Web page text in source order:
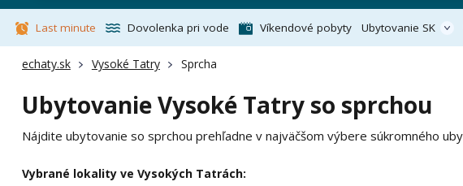
Last minute Dovolenka pri vode Víkendové pobyty Ubytovanie SK
echaty.sk Vysoké Tatry Sprcha
Ubytovanie Vysoké Tatry so sprchou
Nájdite ubytovanie so sprchou prehľadne v najväčšom výbere súkromného
Vybrané lokality ve Vysokých Tatrách: